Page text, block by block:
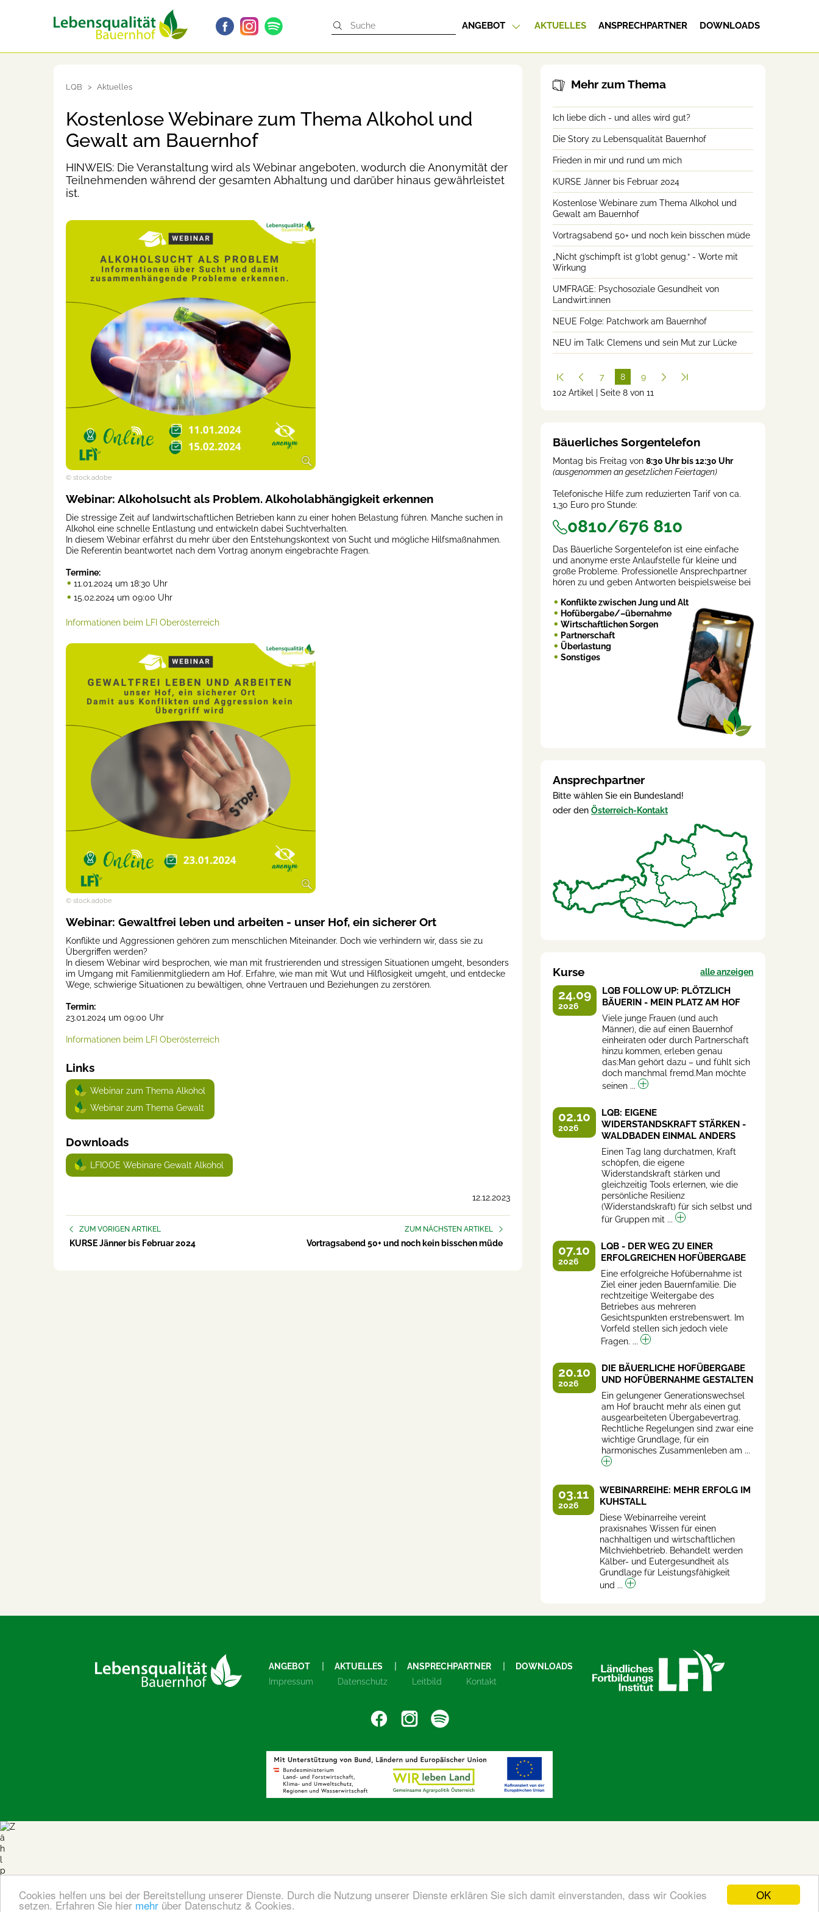
OK
Cookies helfen uns bei der Bereitstellung unserer Dienste. Durch die Nutzung unserer Dienste erklären Sie sich damit einverstanden, dass wir Cookies
setzen. Erfahren Sie hier mehr über Datenschutz & Cookies.
ANGEBOT AKTUELLES ANSPRECHPARTNER DOWNLOADS
LQB Aktuelles
Kostenlose Webinare zum Thema Alkohol und
Gewalt am Bauernhof
HINWEIS: Die Veranstaltung wird als Webinar angeboten, wodurch die Anonymität der
Teilnehmenden während der gesamten Abhaltung und darüber hinaus gewährleistet
ist.
© stock.adobe
Webinar: Alkoholsucht als Problem. Alkoholabhängigkeit erkennen
Die stressige Zeit auf landwirtschaftlichen Betrieben kann zu einer hohen Belastung führen. Manche suchen in
Alkohol eine schnelle Entlastung und entwickeln dabei Suchtverhalten.
In diesem Webinar erfährst du mehr über den Entstehungskontext von Sucht und mögliche Hilfsmaßnahmen.
Die Referentin beantwortet nach dem Vortrag anonym eingebrachte Fragen.
Termine:
11.01.2024 um 18:30 Uhr
15.02.2024 um 09:00 Uhr
Informationen beim LFI Oberösterreich
© stock.adobe
Webinar: Gewaltfrei leben und arbeiten - unser Hof, ein sicherer Ort
Konflikte und Aggressionen gehören zum menschlichen Miteinander. Doch wie verhindern wir, dass sie zu
Übergriffen werden?
In diesem Webinar wird besprochen, wie man mit frustrierenden und stressigen Situationen umgeht, besonders
im Umgang mit Familienmitgliedern am Hof. Erfahre, wie man mit Wut und Hilflosigkeit umgeht, und entdecke
Wege, schwierige Situationen zu bewältigen, ohne Vertrauen und Beziehungen zu zerstören.
Termin:
23.01.2024 um 09:00 Uhr
Informationen beim LFI Oberösterreich
Links
Webinar zum Thema Alkohol
Webinar zum Thema Gewalt
Downloads
LFIOOE Webinare Gewalt Alkohol
12.12.2023
ZUM VORIGEN ARTIKEL
KURSE Jänner bis Februar 2024
ZUM NÄCHSTEN ARTIKEL
Vortragsabend 50+ und noch kein bisschen müde
Mehr zum Thema
Ich liebe dich - und alles wird gut?
Die Story zu Lebensqualität Bauernhof
Frieden in mir und rund um mich
KURSE Jänner bis Februar 2024
Kostenlose Webinare zum Thema Alkohol und
Gewalt am Bauernhof
Vortragsabend 50+ und noch kein bisschen müde
„Nicht g’schimpft ist g‘lobt genug.“ - Worte mit
Wirkung
UMFRAGE: Psychosoziale Gesundheit von
Landwirt:innen
NEUE Folge: Patchwork am Bauernhof
NEU im Talk: Clemens und sein Mut zur Lücke
7
8
(cur
9
102 Artikel | Seite 8 von 11
Bäuerliches Sorgentelefon
Montag bis Freitag von 8:30 Uhr bis 12:30 Uhr
(ausgenommen an gesetzlichen Feiertagen)
Telefonische Hilfe zum reduzierten Tarif von ca.
1,30 Euro pro Stunde:
0810/676 810
Das Bäuerliche Sorgentelefon ist eine einfache
und anonyme erste Anlaufstelle für kleine und
große Probleme. Professionelle Ansprechpartner
hören zu und geben Antworten beispielsweise bei
Konflikte zwischen Jung und Alt
Hofübergabe/–übernahme
Wirtschaftlichen Sorgen
Partnerschaft
Überlastung
Sonstiges
Ansprechpartner
Bitte wählen Sie ein Bundesland!
oder den Österreich-Kontakt
Kurse alle anzeigen
24.09
2026
LQB FOLLOW UP: PLÖTZLICH
BÄUERIN - MEIN PLATZ AM HOF
Viele junge Frauen (und auch
Männer), die auf einen Bauernhof
einheiraten oder durch Partnerschaft
hinzu kommen, erleben genau
das:Man gehört dazu – und fühlt sich
doch manchmal fremd.Man möchte
seinen ...
02.10
2026
LQB: EIGENE
WIDERSTANDSKRAFT STÄRKEN -
WALDBADEN EINMAL ANDERS
Einen Tag lang durchatmen, Kraft
schöpfen, die eigene
Widerstandskraft stärken und
gleichzeitig Tools erlernen, wie die
persönliche Resilienz
(Widerstandskraft) für sich selbst und
für Gruppen mit ...
07.10
2026
LQB - DER WEG ZU EINER
ERFOLGREICHEN HOFÜBERGABE
Eine erfolgreiche Hofübernahme ist
Ziel einer jeden Bauernfamilie. Die
rechtzeitige Weitergabe des
Betriebes aus mehreren
Gesichtspunkten erstrebenswert. Im
Vorfeld stellen sich jedoch viele
Fragen. ...
20.10
2026
DIE BÄUERLICHE HOFÜBERGABE
UND HOFÜBERNAHME GESTALTEN
Ein gelungener Generationswechsel
am Hof braucht mehr als einen gut
ausgearbeiteten Übergabevertrag.
Rechtliche Regelungen sind zwar eine
wichtige Grundlage, für ein
harmonisches Zusammenleben am ...
03.11
2026
WEBINARREIHE: MEHR ERFOLG IM
KUHSTALL
Diese Webinarreihe vereint
praxisnahes Wissen für einen
nachhaltigen und wirtschaftlichen
Milchviehbetrieb. Behandelt werden
Kälber- und Eutergesundheit als
Grundlage für Leistungsfähigkeit
und ...
ANGEBOT AKTUELLES ANSPRECHPARTNER
DOWNLOADS
Impressum
Datenschutz Leitbild Kontakt